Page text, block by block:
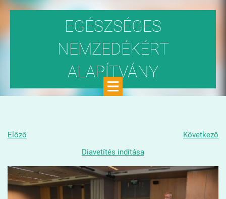
EGÉSZSÉGES
NEMZEDÉKÉRT
ALAPÍTVÁNY
Előző
Következő
Diavetítés indítása